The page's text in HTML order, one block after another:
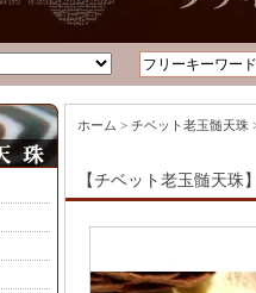
ホーム > チベット老玉髄天珠
【チベット老玉髄天